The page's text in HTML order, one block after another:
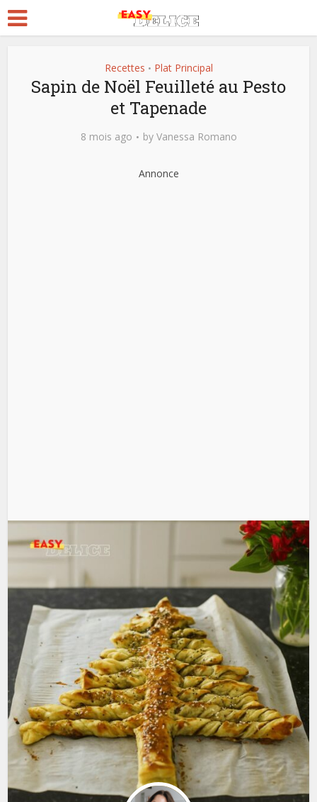
Recettes • Plat Principal
Sapin de Noël Feuilleté au Pesto
et Tapenade
8 mois ago by Vanessa Romano
Annonce